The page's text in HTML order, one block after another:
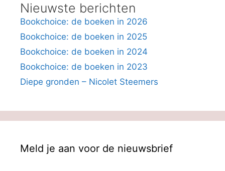
Nieuwste berichten
Bookchoice: de boeken in 2026
Bookchoice: de boeken in 2025
Bookchoice: de boeken in 2024
Bookchoice: de boeken in 2023
Diepe gronden – Nicolet Steemers
Meld je aan voor de nieuwsbrief